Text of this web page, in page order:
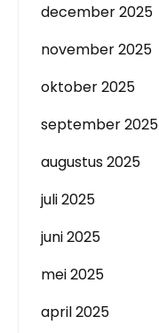
december 2025
november 2025
oktober 2025
september 2025
augustus 2025
juli 2025
juni 2025
mei 2025
april 2025